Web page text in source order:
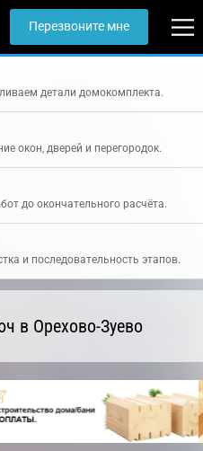
Перезвоните мне
детали домокомплекта.
окон, дверей и перегородок.
до окончательного расчёта.
и последовательность этапов.
в Орехово-Зуево